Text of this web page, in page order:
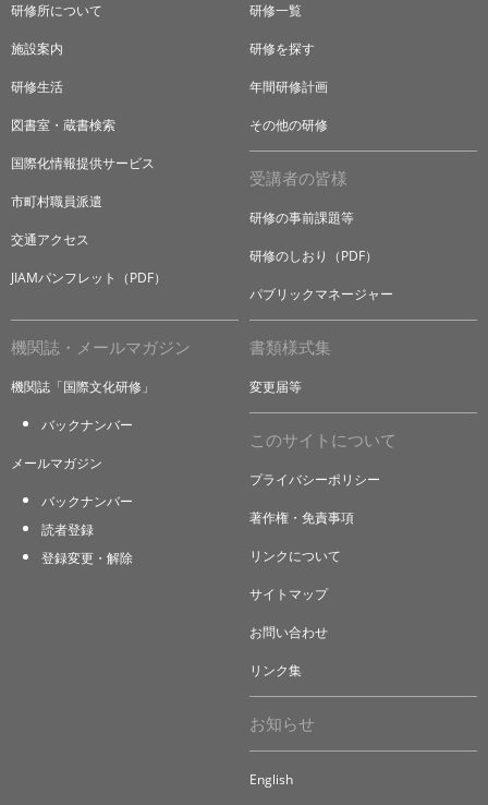
研修所について
施設案内
研修生活
図書室・蔵書検索
国際化情報提供サービス
市町村職員派遣
交通アクセス
JIAMパンフレット（PDF）
研修一覧
研修を探す
年間研修計画
その他の研修
受講者の皆様
研修の事前課題等
研修のしおり（PDF）
パブリックマネージャー
機関誌・メールマガジン
機関誌「国際文化研修」
バックナンバー
メールマガジン
バックナンバー
読者登録
登録変更・解除
書類様式集
変更届等
このサイトについて
プライバシーポリシー
著作権・免責事項
リンクについて
サイトマップ
お問い合わせ
リンク集
お知らせ
English